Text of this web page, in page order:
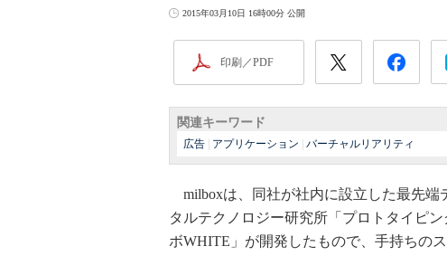
2015年03月10日 16時00分 公開
印刷／PDF
関連キーワード
広告 アプリケーション バーチャルリアリティ
milboxは、同社が社内に設立した最先端
タルテクノロジー研究所「プロトタイピン
ボWHITE」が開発したもので、手持ちの